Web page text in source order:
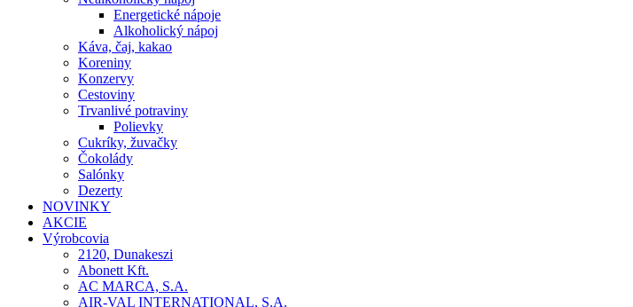
Energetické nápoje
Alkoholický nápoj
Káva, čaj, kakao
Koreniny
Konzervy
Cestoviny
Trvanlivé potraviny
Polievky
Cukríky, žuvačky
Čokolády
Salónky
Dezerty
NOVINKY
AKCIE
Výrobcovia
2120, Dunakeszi
Abonett Kft.
AC MARCA, S.A.
AIR-VAL INTERNATIONAL, S.A.